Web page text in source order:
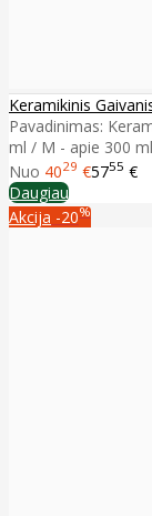
Keramikinis
Pavadinimas:
ml / M - apie 300
Nuo 4029 €5755 €
Daugiau
Akcija -20%